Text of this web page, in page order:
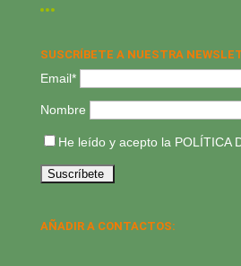
SUSCRÍBETE A NUESTRA
Email*
Nombre
He leído y acepto la POLÍTICA
AÑADIR A CONTACTOS: